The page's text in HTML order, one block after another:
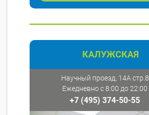
КАЛУЖСКАЯ
Научный проезд, 14А стр.8
Ежедневно с 8:00 до 22:00
+7 (495) 374-50-55